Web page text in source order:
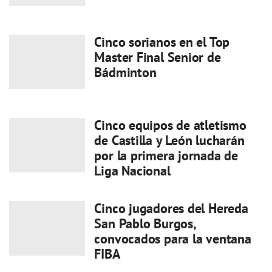
Cinco sorianos en el Top
Master Final Senior de
Bádminton
Cinco equipos de atletismo
de Castilla y León lucharán
por la primera jornada de
Liga Nacional
Cinco jugadores del Hereda
San Pablo Burgos,
convocados para la ventana
FIBA